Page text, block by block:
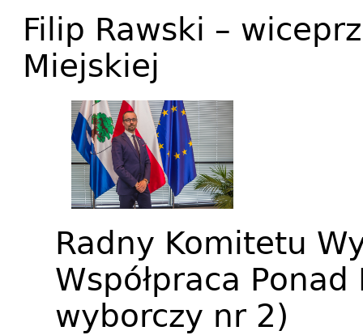
Filip Rawski –
Miejskiej
Radny Komitetu
Współpraca
wyborczy nr 2)